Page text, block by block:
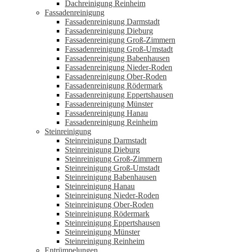
Dachreinigung Reinheim
Fassadenreinigung
Fassadenreinigung Darmstadt
Fassadenreinigung Dieburg
Fassadenreinigung Groß-Zimmern
Fassadenreinigung Groß-Umstadt
Fassadenreinigung Babenhausen
Fassadenreinigung Nieder-Roden
Fassadenreinigung Ober-Roden
Fassadenreinigung Rödermark
Fassadenreinigung Eppertshausen
Fassadenreinigung Münster
Fassadenreinigung Hanau
Fassadenreinigung Reinheim
Steinreinigung
Steinreinigung Darmstadt
Steinreinigung Dieburg
Steinreinigung Groß-Zimmern
Steinreinigung Groß-Umstadt
Steinreinigung Babenhausen
Steinreinigung Hanau
Steinreinigung Nieder-Roden
Steinreinigung Ober-Roden
Steinreinigung Rödermark
Steinreinigung Eppertshausen
Steinreinigung Münster
Steinreinigung Reinheim
Entrümpelungen